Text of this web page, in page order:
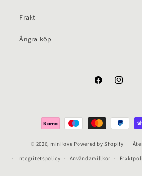
Frakt
Ångra köp
FacebookInstagram
Betalningsmetoder
© 2026, minilove Powered by Shopify
Integritetspolicy Användarvillkor